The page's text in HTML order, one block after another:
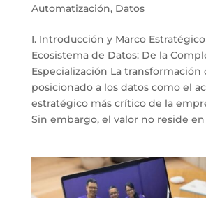
Automatización, Datos
I. Introducción y Marco Estratégico
Ecosistema de Datos: De la
Especialización La
posicionado a los datos como el
estratégico más crítico de la
Sin embargo, el valor no reside en